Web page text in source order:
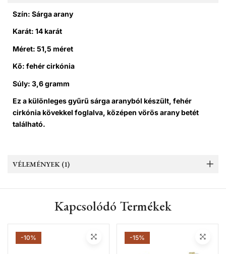
Szín: Sárga arany
Karát: 14 karát
Méret: 51,5 méret
Kő: fehér cirkónia
Súly: 3,6 gramm
Ez a különleges gyűrű sárga aranyból készült, fehér
cirkónia kövekkel foglalva, középen vörös arany betét
található.
VÉLEMÉNYEK (1)
Kapcsolódó Termékek
-10% -15%